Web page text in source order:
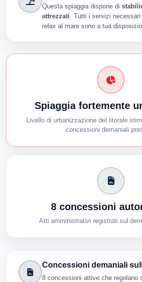
Questa spiaggia dispone di
attrezzati. Tutti i servizi necessari
relax al mare sono a tua
Spiaggia fortemente
Livello di urbanizzazione del litorale
concessioni demaniali
8 concessioni
Atti amministrativi registrati sul
Concessioni demaniali
8 concessioni attive che regolano